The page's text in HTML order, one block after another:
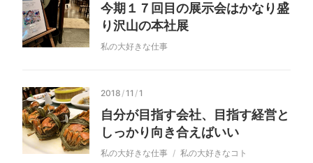
今期１７回目の展示会はかなり盛
り沢山の本社展
私の大好きな仕事
2018 /11 /1
自分が目指す会社、目指す経営と
しっかり向き合えばいい
私の大好きな仕事 私の大好きなコト